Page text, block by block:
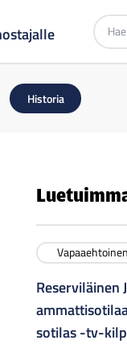
Etsi
Historia
Reserviläinen
sotilas -tv-